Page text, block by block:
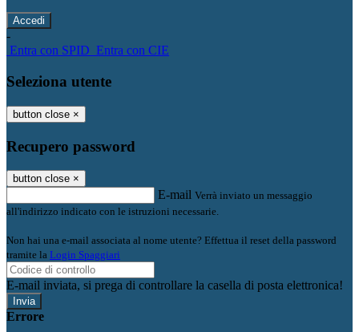
-
Entra con SPID Entra con CIE
Seleziona utente
button close ×
Recupero password
button close ×
E-mail Verrà inviato un messaggio
all'indirizzo indicato con le istruzioni necessarie.
Non hai una e-mail associata al nome utente? Effettua il reset della password
tramite la Login Spaggiari
E-mail inviata, si prega di controllare la casella di posta elettronica!
Errore